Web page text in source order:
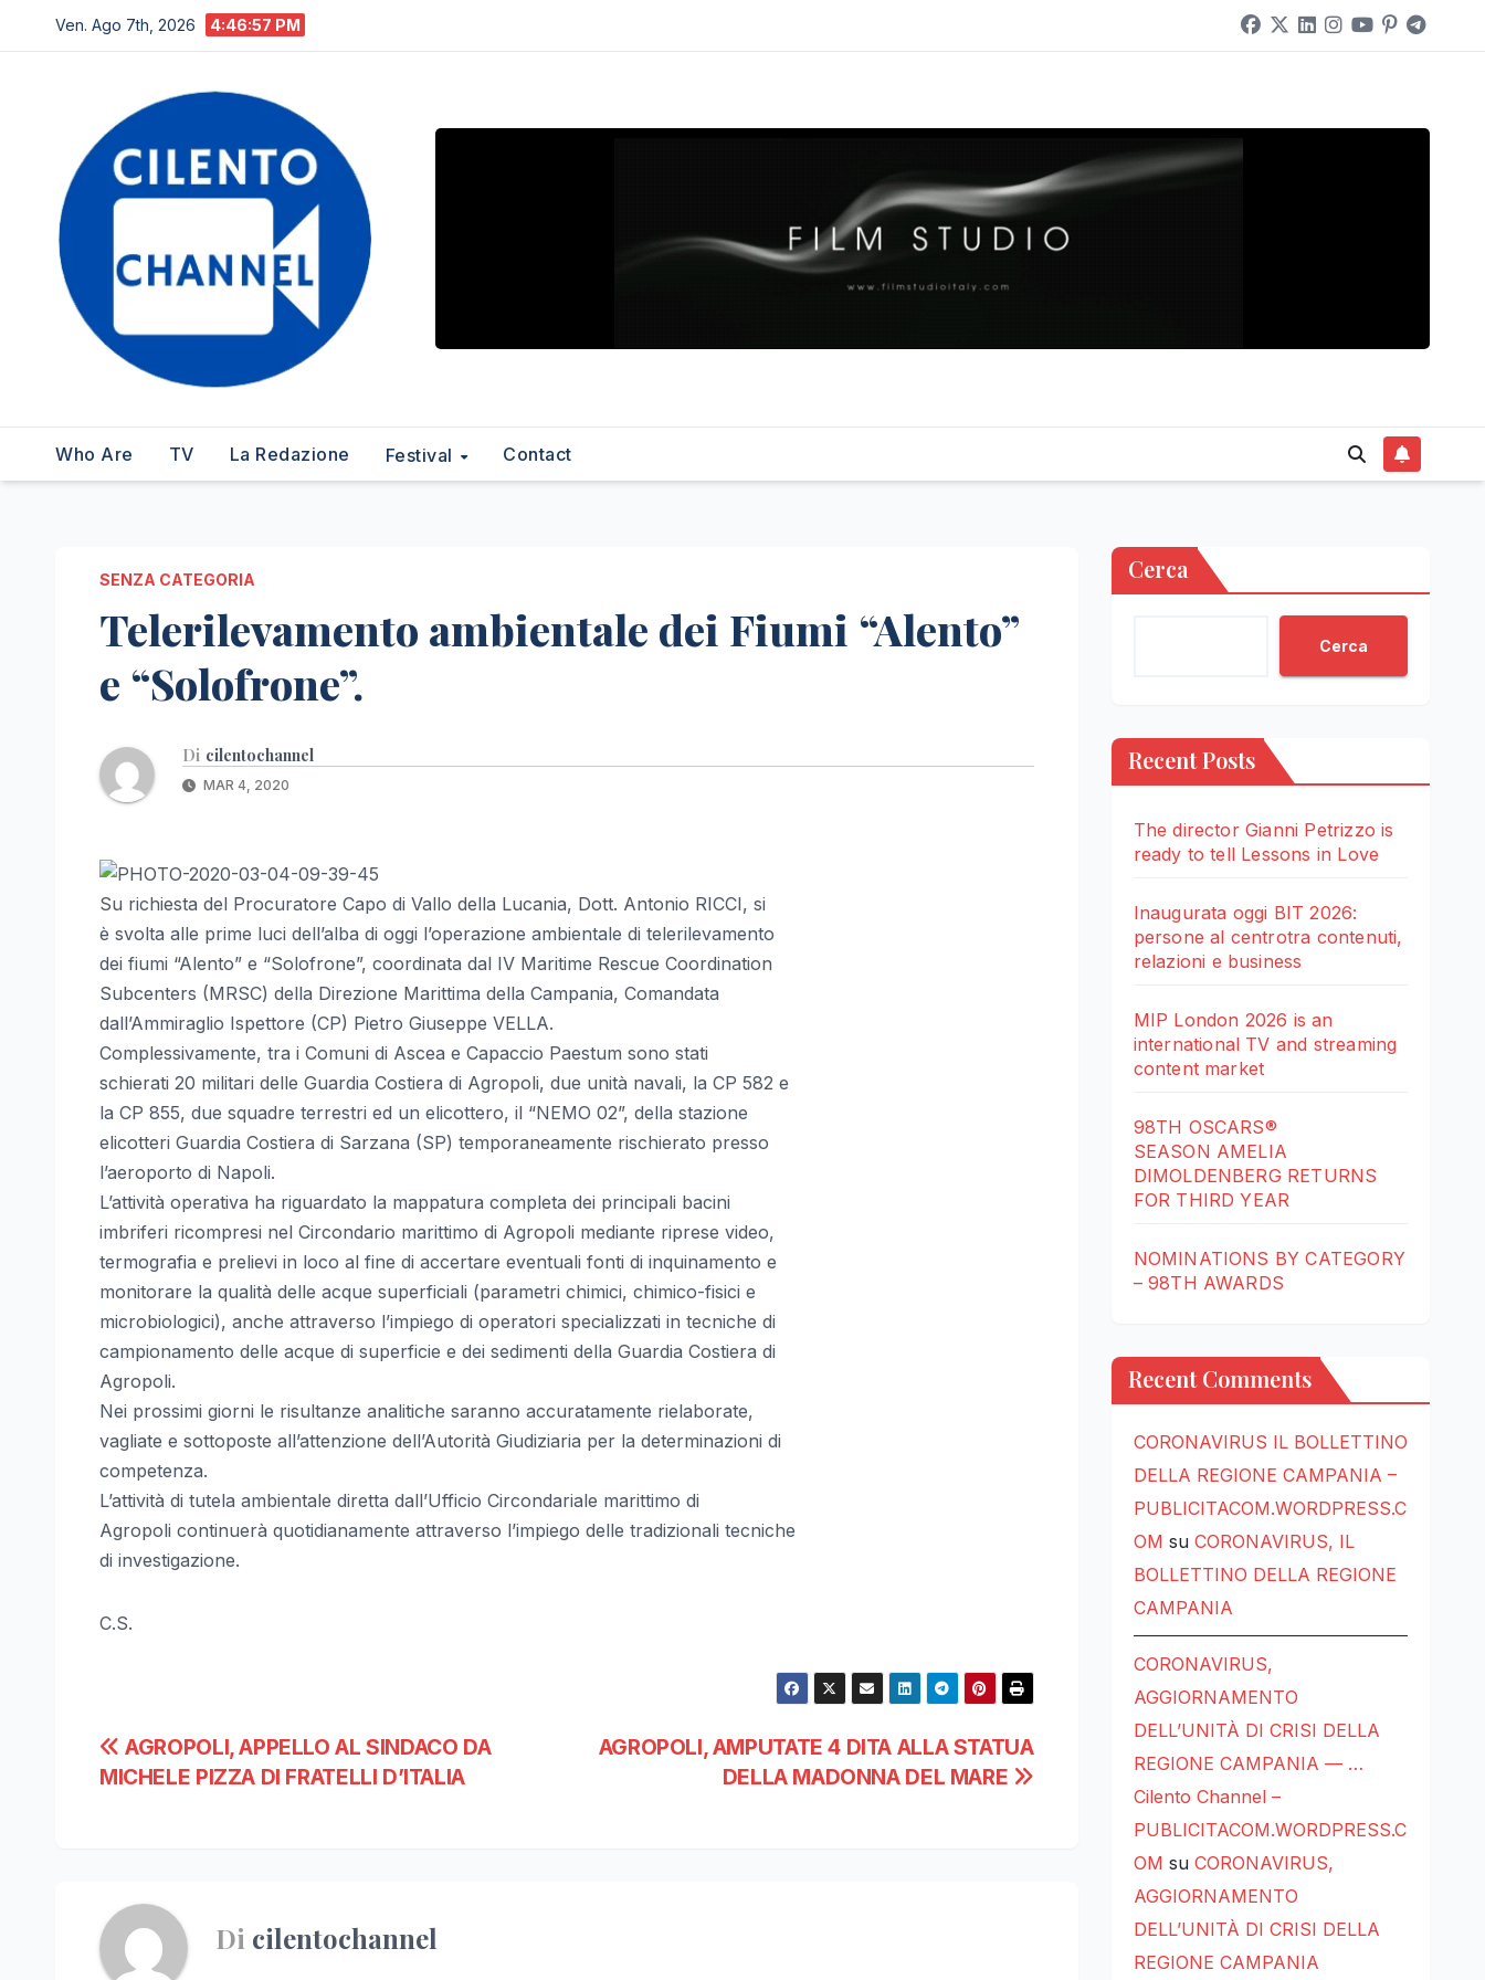
al
Ven. Ago 7th, 2026 4:46:58 PM
Who Are TV La Redazione Festival Contact
SENZA CATEGORIA
Telerilevamento ambientale dei Fiumi “Alento”
e “Solofrone”.
Di cilentochannel
MAR 4, 2020
Su richiesta del Procuratore Capo di Vallo della Lucania, Dott. Antonio RICCI, si
è svolta alle prime luci dell’alba di oggi l’operazione ambientale di telerilevamento
dei fiumi “Alento” e “Solofrone”, coordinata dal IV Maritime Rescue Coordination
Subcenters (MRSC) della Direzione Marittima della Campania, Comandata
dall’Ammiraglio Ispettore (CP) Pietro Giuseppe VELLA.
Complessivamente, tra i Comuni di Ascea e Capaccio Paestum sono stati
schierati 20 militari delle Guardia Costiera di Agropoli, due unità navali, la CP 582 e
la CP 855, due squadre terrestri ed un elicottero, il “NEMO 02”, della stazione
elicotteri Guardia Costiera di Sarzana (SP) temporaneamente rischierato presso
l’aeroporto di Napoli.
L’attività operativa ha riguardato la mappatura completa dei principali bacini
imbriferi ricompresi nel Circondario marittimo di Agropoli mediante riprese video,
termografia e prelievi in loco al fine di accertare eventuali fonti di inquinamento e
monitorare la qualità delle acque superficiali (parametri chimici, chimico-fisici e
microbiologici), anche attraverso l’impiego di operatori specializzati in tecniche di
campionamento delle acque di superficie e dei sedimenti della Guardia Costiera di
Agropoli.
Nei prossimi giorni le risultanze analitiche saranno accuratamente rielaborate,
vagliate e sottoposte all’attenzione dell’Autorità Giudiziaria per la determinazioni di
competenza.
L’attività di tutela ambientale diretta dall’Ufficio Circondariale marittimo di
Agropoli continuerà quotidianamente attraverso l’impiego delle tradizionali tecniche
di investigazione.
C.S.
Navigazione
articoli
AGROPOLI, AMPUTATE 4 DITA ALLA STATUA
DELLA MADONNA DEL MARE
AGROPOLI, APPELLO AL SINDACO DA
MICHELE PIZZA DI FRATELLI D’ITALIA
Di cilentochannel
Cerca
Cerca
Recent Posts
The director Gianni Petrizzo is
ready to tell Lessons in Love
Inaugurata oggi BIT 2026:
persone al centrotra contenuti,
relazioni e business
MIP London 2026 is an
international TV and streaming
content market
98TH OSCARS®
SEASON AMELIA
DIMOLDENBERG RETURNS
FOR THIRD YEAR
NOMINATIONS BY CATEGORY
– 98TH AWARDS
Recent Comments
CORONAVIRUS IL BOLLETTINO
DELLA REGIONE CAMPANIA –
PUBLICITACOM.WORDPRESS.C
OM su CORONAVIRUS, IL
BOLLETTINO DELLA REGIONE
CAMPANIA
CORONAVIRUS,
AGGIORNAMENTO
DELL’UNITÀ DI CRISI DELLA
REGIONE CAMPANIA — …
Cilento Channel –
PUBLICITACOM.WORDPRESS.C
OM su CORONAVIRUS,
AGGIORNAMENTO
DELL’UNITÀ DI CRISI DELLA
REGIONE CAMPANIA